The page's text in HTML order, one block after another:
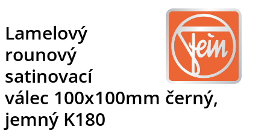
Lamelový
rounový
satinovací
válec 100x100mm černý,
jemný K180